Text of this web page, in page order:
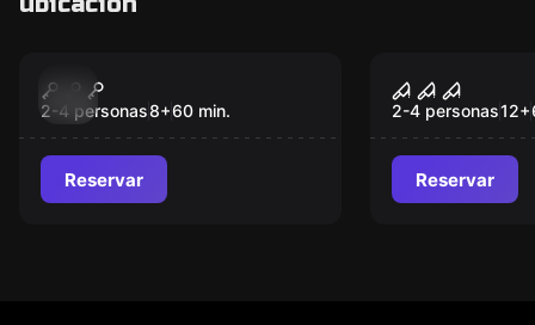
Prisoners of Alkaban
2-4 personas8+60 min.
Reservar
Nuevo
Sherlock
London
2-4 personas12+
Reservar